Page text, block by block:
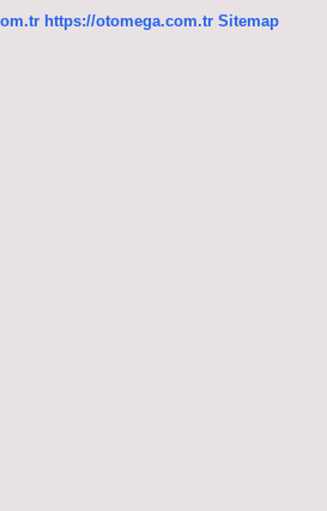
https://otomega.com.tr Sitemap